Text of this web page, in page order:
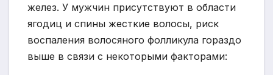
желез. У мужчин присутствуют в области
ягодиц и спины жесткие волосы, риск
воспаления волосяного фолликула гораздо
выше в связи с некоторыми факторами: